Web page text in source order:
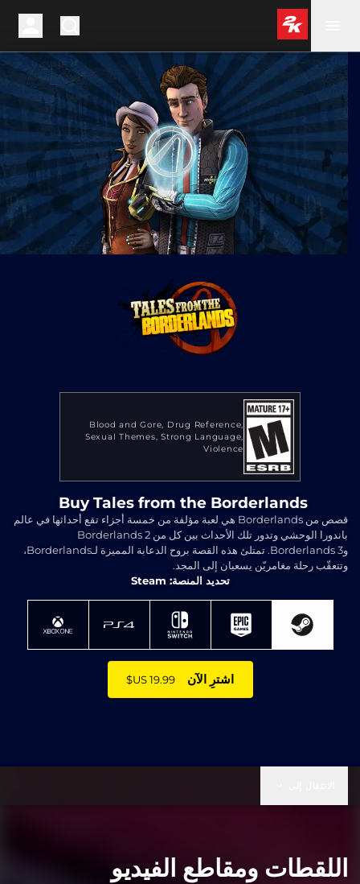
Blood and Gore Drug Reference
Sexual Themes Strong Language
Violence
Buy Tales from the Borderlands
قصص من Borderlands هي لعبة مؤلفة من خمسة أجزاء تقع أحداثها في عالم
باندورا الوحشي وتدور تلك الأحداث بين كل من Borderlands 2
وBorderlands 3. تمتلئ هذه القصة بروح الدعابة المميزة لـBorderlands،
وتتعقّب رحلة مغامريّن يسعيان إلى المجد.
تحديد المنصة: Steam
اشترِ الآن
اللقطات ومقاطع الفيديو